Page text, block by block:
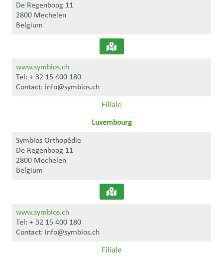
De Regenboog 11
2800 Mechelen
Belgium
www.symbios.ch
Tel: + 32 15 400 180
Contact: info@symbios.ch
Filiale
Luxembourg
Symbios Orthopédie
De Regenboog 11
2800 Mechelen
Belgium
www.symbios.ch
Tel: + 32 15 400 180
Contact: info@symbios.ch
Filiale